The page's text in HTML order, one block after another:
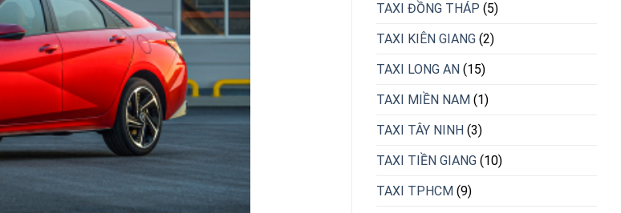
TAXI ĐỒNG THÁP (5)
TAXI KIÊN GIANG (2)
TAXI LONG AN (15)
TAXI MIỀN NAM (1)
TAXI TÂY NINH (3)
TAXI TIỀN GIANG (10)
TAXI TPHCM (9)